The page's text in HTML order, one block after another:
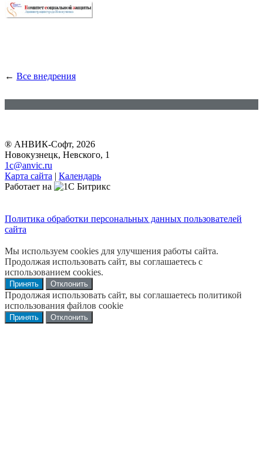
← Все внедрения
® АНВИК-Софт, 2026
Новокузнецк, Невского, 1
1c@anvic.ru
Карта сайта | Календарь
Работает на
Политика обработки персональных данных пользователей
сайта
Мы используем cookies для улучшения работы сайта.
Продолжая использовать сайт, вы соглашаетесь с
использованием cookies.
Принять Отклонить
Продолжая использовать сайт, вы соглашаетесь политикой
использования файлов cookie
Принять Отклонить